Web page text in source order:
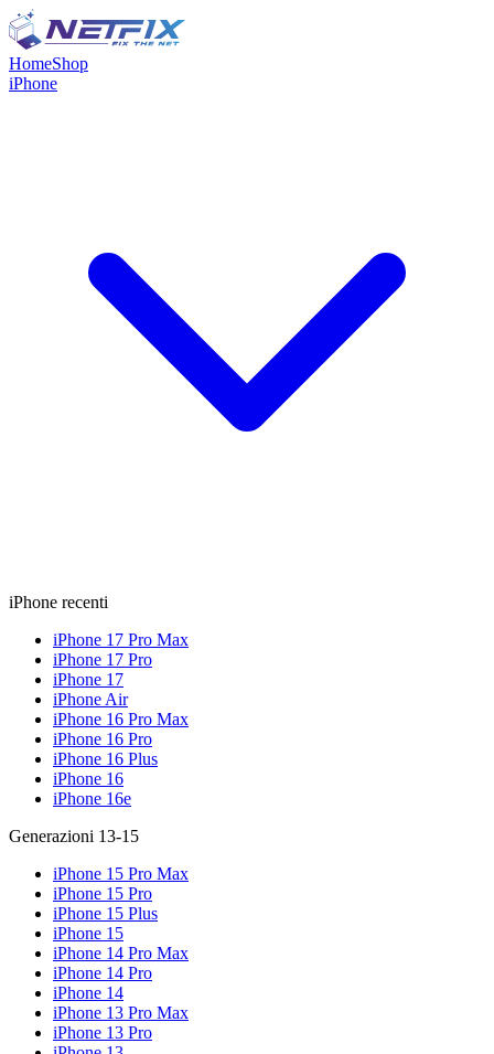
HomeShop
iPhone
iPhone recenti
iPhone 17 Pro Max
iPhone 17 Pro
iPhone 17
iPhone Air
iPhone 16 Pro Max
iPhone 16 Pro
iPhone 16 Plus
iPhone 16
iPhone 16e
Generazioni 13-15
iPhone 15 Pro Max
iPhone 15 Pro
iPhone 15 Plus
iPhone 15
iPhone 14 Pro Max
iPhone 14 Pro
iPhone 14
iPhone 13 Pro Max
iPhone 13 Pro